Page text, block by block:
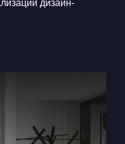
дизайн-